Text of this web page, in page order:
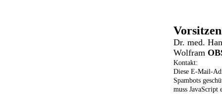
Dr. med.
Wolfram
Kontakt:
Diese E-Mail-
Spambots
muss JavaScript